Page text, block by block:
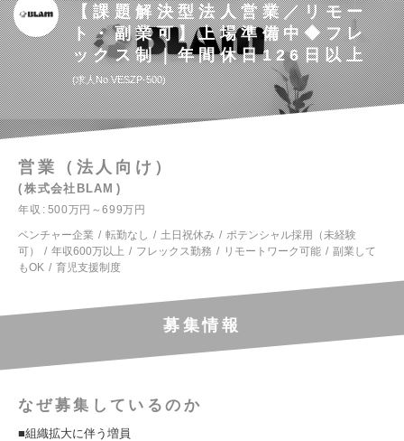
【課題解決型法人営業／リモー
ト・副業可】上場準備中◆フレ
ックス制｜年間休日126日以上
求人No.VESZP-500
営業（法人向け）
株式会社BLAM
年収
500万円～699万円
ベンチャー企業
転勤なし 土日祝休み
ポテンシャル採用（未経験
可）
年収600万以上 フレックス勤務 リモートワーク可能
副業して
もOK
育児支援制度
募集情報
なぜ募集しているのか
■組織拡大に伴う増員